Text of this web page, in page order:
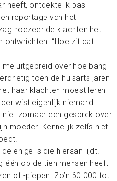
heeft, ontdekte ik pas
reportage van het
hoezeer de klachten het
ontwrichten. “Hoe zit dat
uitgebreid over hoe bang
toen de huisarts jaren
haar klachten moest leren
wist eigenlijk niemand
niet zomaar een gesprek over
moeder. Kennelijk zelfs niet
enige is die hieraan lijdt.
één op de tien mensen heeft
of -piepen. Zo’n 60.000 tot